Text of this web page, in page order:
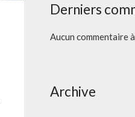
Derniers
Aucun commentaire
Archive